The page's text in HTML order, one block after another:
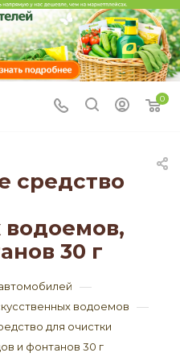
0
средство
30 г
—
водоемов —
для очистки
и фонтанов 30 г